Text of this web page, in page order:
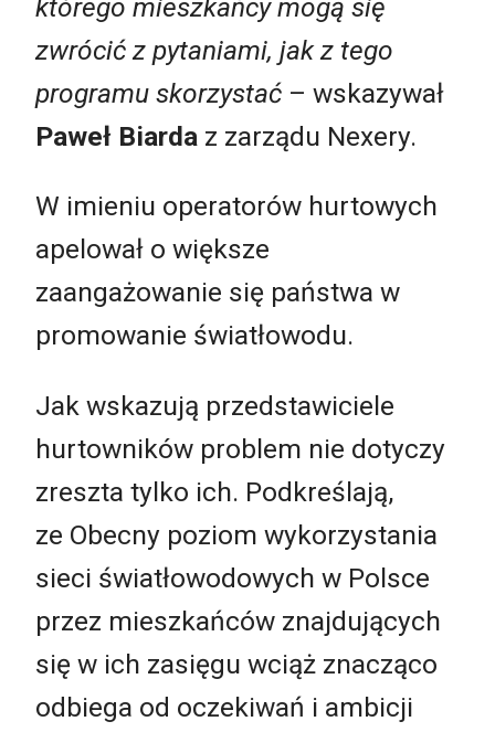
którego mieszkańcy mogą się
zwrócić z pytaniami, jak z tego
programu skorzystać – wskazywał
Paweł Biarda z zarządu Nexery.
W imieniu operatorów hurtowych
apelował o większe
zaangażowanie się państwa w
promowanie światłowodu.
Jak wskazują przedstawiciele
hurtowników problem nie dotyczy
zreszta tylko ich. Podkreślają,
ze Obecny poziom wykorzystania
sieci światłowodowych w Polsce
przez mieszkańców znajdujących
się w ich zasięgu wciąż znacząco
odbiega od oczekiwań i ambicji